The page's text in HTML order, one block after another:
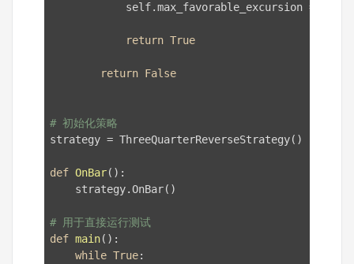
            self.max_favorable_excursion =
return True
return False
# 初始化策略
strategy = ThreeQuarterReverseStrategy()
def OnBar() :
    strategy.OnBar()
# 用于直接运行测试
def main() :
while True: